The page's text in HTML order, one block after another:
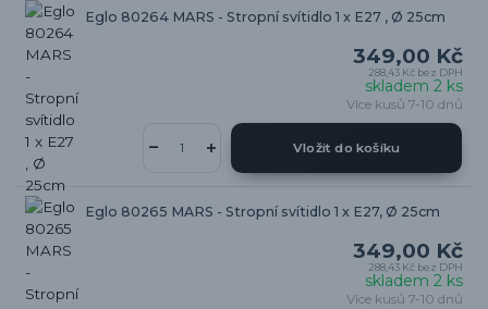
Eglo 80264 MARS - Stropní svítidlo 1 x E27 , Ø 25cm
349,00 Kč
288,43 Kč bez DPH
skladem 2 ks
Více kusů 7-10 dnů
Vložit do košíku
Eglo 80265 MARS - Stropní svítidlo 1 x E27, Ø 25cm
349,00 Kč
288,43 Kč bez DPH
skladem 2 ks
Více kusů 7-10 dnů